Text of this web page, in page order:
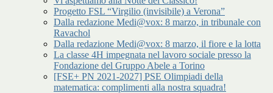
Progetto FSL “Virgilio (invisibile) a Verona”
Dalla redazione Medi@vox: 8 marzo, in tribunale con
Ravachol
Dalla redazione Medi@vox: 8 marzo, il fiore e la lotta
La classe 4H impegnata nel lavoro sociale presso la
Fondazione del Gruppo Abele a Torino
[FSE+ PN 2021-2027] PSE Olimpiadi della
matematica: complimenti alla nostra squadra!